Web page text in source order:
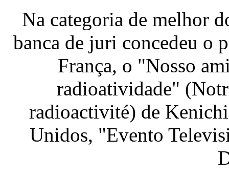
Na categoria de melhor
banca de juri concedeu o
França, o "Nosso
radioatividade"
radioactivité) de Kenichi
Unidos, "Evento